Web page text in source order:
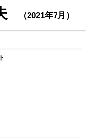
（2021年7月）